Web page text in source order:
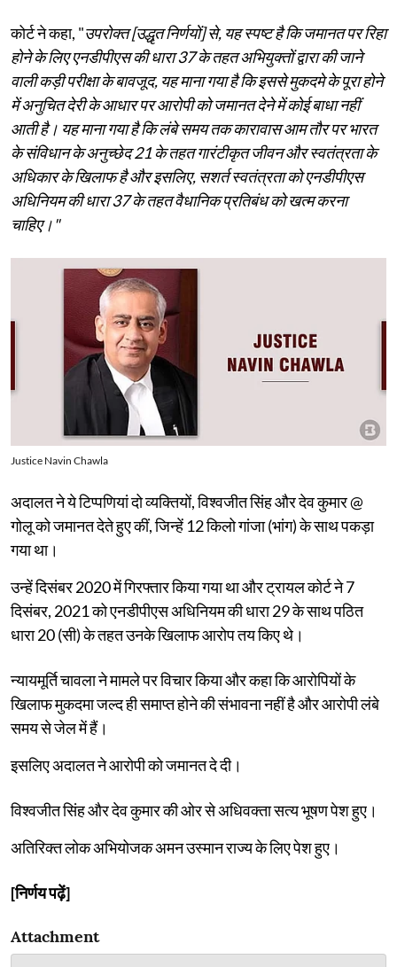
कोर्ट ने कहा, "उपरोक्त [उद्धृत निर्णयों] से, यह स्पष्ट है कि जमानत पर रिहा
होने के लिए एनडीपीएस की धारा 37 के तहत अभियुक्तों द्वारा की जाने
वाली कड़ी परीक्षा के बावजूद, यह माना गया है कि इससे मुकदमे के पूरा होने
में अनुचित देरी के आधार पर आरोपी को जमानत देने में कोई बाधा नहीं
आती है। यह माना गया है कि लंबे समय तक कारावास आम तौर पर भारत
के संविधान के अनुच्छेद 21 के तहत गारंटीकृत जीवन और स्वतंत्रता के
अधिकार के खिलाफ है और इसलिए, सशर्त स्वतंत्रता को एनडीपीएस
अधिनियम की धारा 37 के तहत वैधानिक प्रतिबंध को खत्म करना
चाहिए।"
Justice Navin Chawla
अदालत ने ये टिप्पणियां दो व्यक्तियों, विश्वजीत सिंह और देव कुमार @
गोलू को जमानत देते हुए कीं, जिन्हें 12 किलो गांजा (भांग) के साथ पकड़ा
गया था।
उन्हें दिसंबर 2020 में गिरफ्तार किया गया था और ट्रायल कोर्ट ने 7
दिसंबर, 2021 को एनडीपीएस अधिनियम की धारा 29 के साथ पठित
धारा 20 (सी) के तहत उनके खिलाफ आरोप तय किए थे।
न्यायमूर्ति चावला ने मामले पर विचार किया और कहा कि आरोपियों के
खिलाफ मुकदमा जल्द ही समाप्त होने की संभावना नहीं है और आरोपी लंबे
समय से जेल में हैं।
इसलिए अदालत ने आरोपी को जमानत दे दी।
विश्वजीत सिंह और देव कुमार की ओर से अधिवक्ता सत्य भूषण पेश हुए।
अतिरिक्त लोक अभियोजक अमन उस्मान राज्य के लिए पेश हुए।
[निर्णय पढ़ें]
Attachment